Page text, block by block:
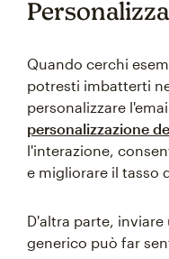
Quando cerchi
potresti imbatterti
personalizzare
personalizzazione
l'interazione,
e migliorare il tasso
D'altra parte,
generico può far